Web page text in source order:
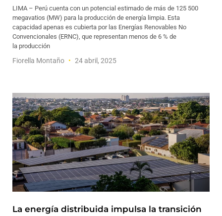
LIMA – Perú cuenta con un potencial estimado de más de 125 500
megavatios (MW) para la producción de energía limpia. Esta
capacidad apenas es cubierta por las Energías Renovables No
Convencionales (ERNC), que representan menos de 6 % de
la producción
Fiorella Montaño 24 abril, 2025
La energía distribuida impulsa la transición